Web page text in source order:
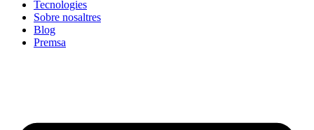
Tecnologies
Sobre nosaltres
Blog
Premsa